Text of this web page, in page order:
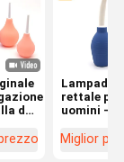
del
rettale
uomini -
anale del
Miglior